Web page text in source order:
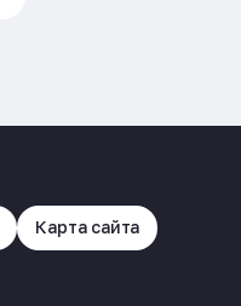
Карта сайта